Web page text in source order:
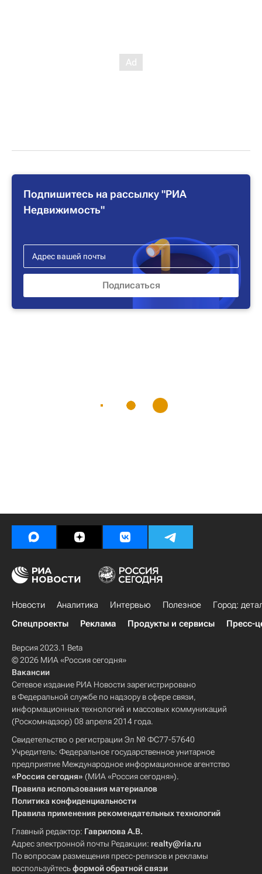
Подпишитесь на рассылку "РИА
Недвижимость"
Новости Аналитика Интервью Полезное
Город:
Спецпроекты
Реклама Продукты и сервисы Пресс-
Версия 2023.1 Beta
© 2026 МИА «Россия сегодня»
Вакансии
Сетевое издание РИА Новости зарегистрировано
в Федеральной службе по надзору в сфере связи,
информационных технологий и массовых коммуникаций
(Роскомнадзор) 08 апреля 2014 года.
Свидетельство о регистрации Эл № ФС77-57640
Учредитель: Федеральное государственное унитарное
предприятие Международное информационное агентство
«Россия сегодня» (МИА «Россия сегодня»).
Правила использования материалов
Политика конфиденциальности
Правила применения рекомендательных технологий
Главный редактор: Гаврилова А.В.
Адрес электронной почты Редакции: realty@ria.ru
По вопросам размещения пресс-релизов и рекламы
воспользуйтесьформой обратной связи